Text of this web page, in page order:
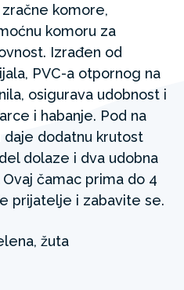
komore,
komoru za
Izrađen od
PVC-a otpornog na
osigurava udobnost i
i habanje. Pod na
daje dodatnu krutost
dolaze i dva udobna
čamac prima do 4
prijatelje i zabavite se.
žuta